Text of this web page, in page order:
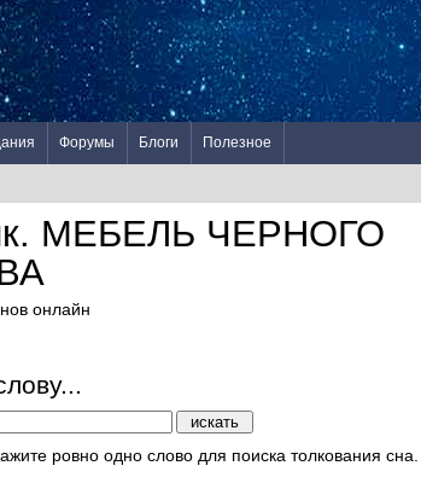
Форумы Блоги Полезное
МЕБЕЛЬ ЧЕРНОГО
онлайн
ровно одно слово для поиска толкования сна.